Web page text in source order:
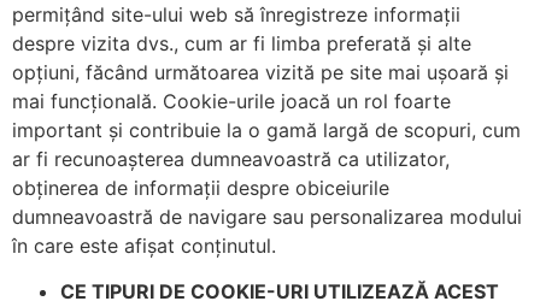
permițând site-ului web să înregistreze informații
despre vizita dvs., cum ar fi limba preferată și alte
opțiuni, făcând următoarea vizită pe site mai ușoară și
mai funcțională. Cookie-urile joacă un rol foarte
important și contribuie la o gamă largă de scopuri, cum
ar fi recunoașterea dumneavoastră ca utilizator,
obținerea de informații despre obiceiurile
dumneavoastră de navigare sau personalizarea modului
în care este afișat conținutul.
CE TIPURI DE COOKIE-URI UTILIZEAZĂ ACEST